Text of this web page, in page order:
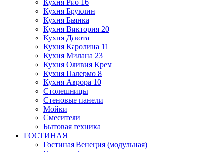
Кухня Рио 16
Кухня Бруклин
Кухня Бьянка
Кухня Виктория 20
Кухня Дакота
Кухня Каролина 11
Кухня Милана 23
Кухня Оливия Крем
Кухня Палермо 8
Кухня Аврора 10
Столешницы
Стеновые панели
Мойки
Смесители
Бытовая техника
ГОСТИНАЯ
Гостиная Венеция (модульная)